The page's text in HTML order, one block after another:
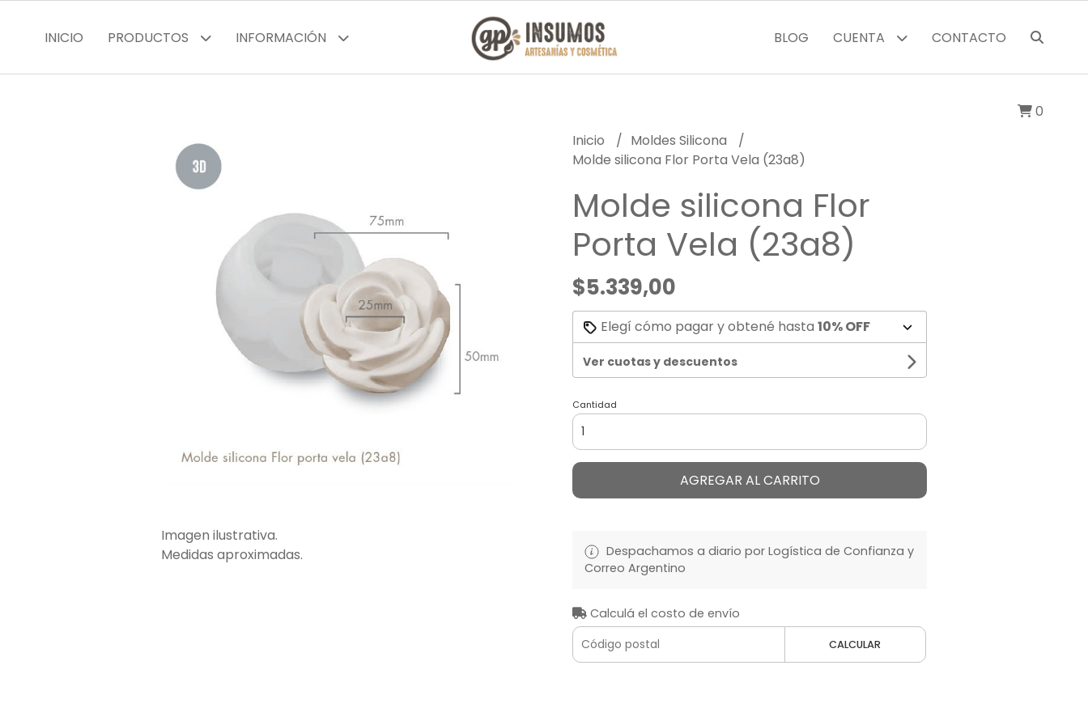
INICIO PRODUCTOS INFORMACIÓN BLOG CUENTA CONTACTO
0
Imagen ilustrativa.
Medidas aproximadas.
Inicio
Moldes Silicona
Molde silicona Flor Porta Vela (23a8)
Molde silicona Flor
Porta Vela (23a8)
$5.339,00
Elegí cómo pagar y obtené hasta 10% OFF
Ver cuotas y descuentos
Cantidad
AGREGAR AL CARRITO
Despachamos a diario por Logística de Confianza y
Correo Argentino
Calculá el costo de envío
CALCULAR